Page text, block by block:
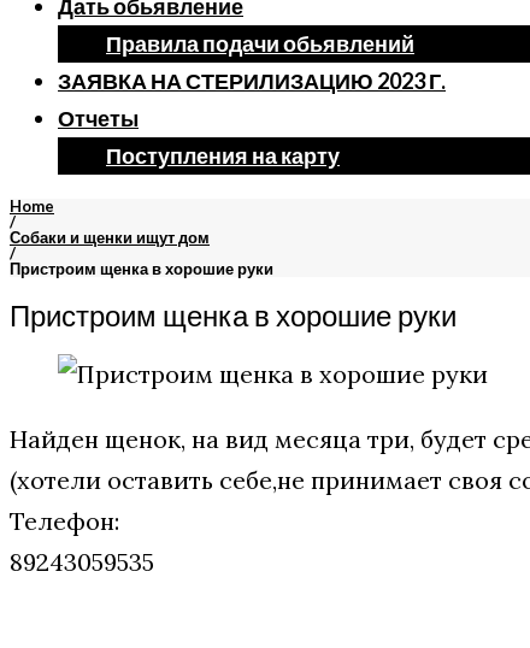
Дать обьявление
Правила подачи обьявлений
ЗАЯВКА НА СТЕРИЛИЗАЦИЮ 2023 Г.
Отчеты
Поступления на карту
Home
/
Собаки и щенки ищут дом
/
Пристроим щенка в хорошие руки
Пристроим щенка в хорошие руки
Найден щенок, на вид месяца три, будет
(хотели оставить себе,не принимает своя
Телефон:
89243059535